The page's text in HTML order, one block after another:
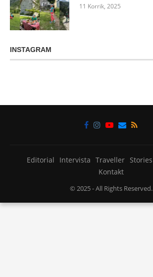
11 Korrik, 2025
INSTAGRAM
Editorial Intervista Traveller Stories
Kontakt
© 2025- All Rights Reserved.